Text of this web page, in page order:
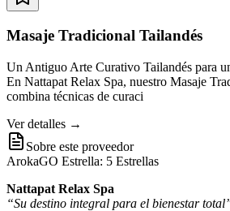
Masaje Tradicional Tailandés
Un Antiguo Arte Curativo Tailandés para
En Nattapat Relax Spa, nuestro Masaje
combina técnicas de curaci
Ver detalles →
Sobre este proveedor
ArokaGO Estrella: 5 Estrellas
Nattapat Relax Spa
“Su destino integral para el bienestar